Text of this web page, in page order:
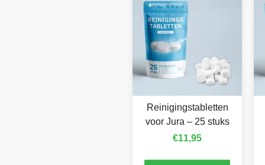
Reinigingstabletten
voor Jura – 25 stuks
€11,95